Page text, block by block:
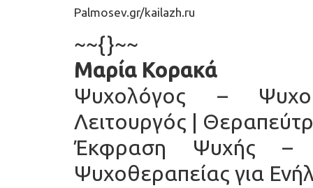
Palmosev.gr/kailazh.ru
~~{}~~
Μαρία Κορακά
Ψυχολόγος –
Λειτουργός |
Έκφραση Ψυχής –
Ψυχοθεραπείας για